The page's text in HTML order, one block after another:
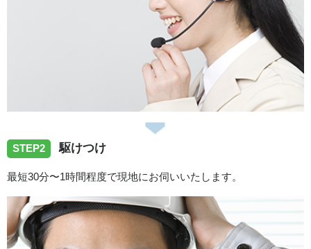
STEP2 駆けつけ
最短30分〜1時間程度で現地にお伺いいたします。